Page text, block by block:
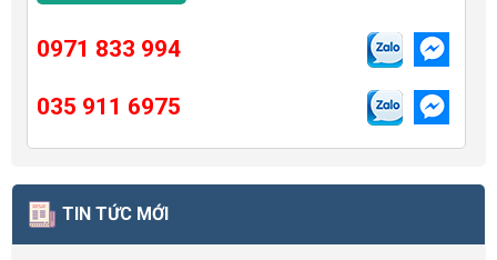
0971 833 994
035 911 6975
TIN TỨC MỚI